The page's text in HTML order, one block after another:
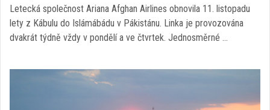
Letecká společnost Ariana Afghan Airlines obnovila 11. listopadu
lety z Kábulu do Islámábádu v Pákistánu. Linka je provozována
dvakrát týdně vždy v pondělí a ve čtvrtek. Jednosměrné …